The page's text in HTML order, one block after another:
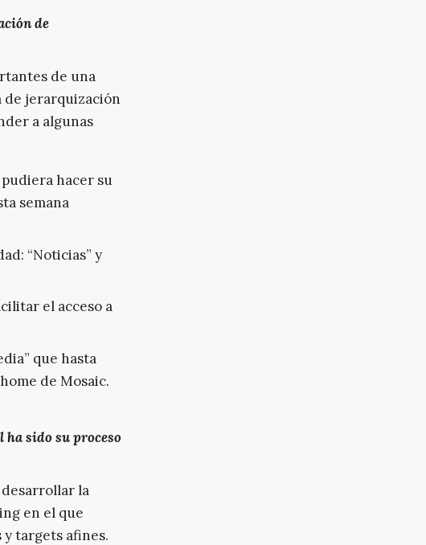
de
de una
de jerarquización
a algunas
hacer su
semana
“Noticias” y
el acceso a
que hasta
de Mosaic.
sido su proceso
la
en el que
y targets afines.